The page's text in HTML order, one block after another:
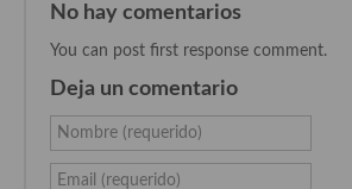
Cocina Castellana
Cocina Castilla – La Mancha
Cocina Extremeña
No hay comentarios
You can post first response comment.
Deja un comentario
Nombre (requerido)
Email (requerido)